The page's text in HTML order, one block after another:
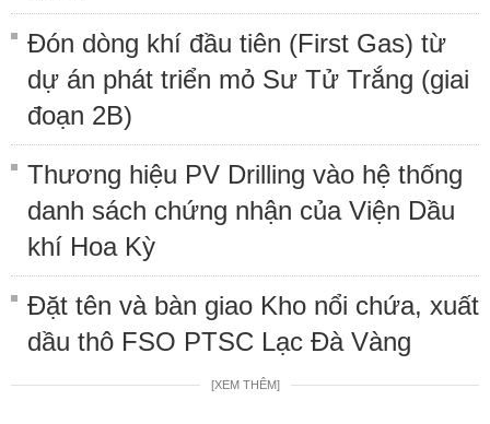
Đón dòng khí đầu tiên (First Gas) từ
dự án phát triển mỏ Sư Tử Trắng (giai
đoạn 2B)
Thương hiệu PV Drilling vào hệ thống
danh sách chứng nhận của Viện Dầu
khí Hoa Kỳ
Đặt tên và bàn giao Kho nổi chứa, xuất
dầu thô FSO PTSC Lạc Đà Vàng
[XEM THÊM]